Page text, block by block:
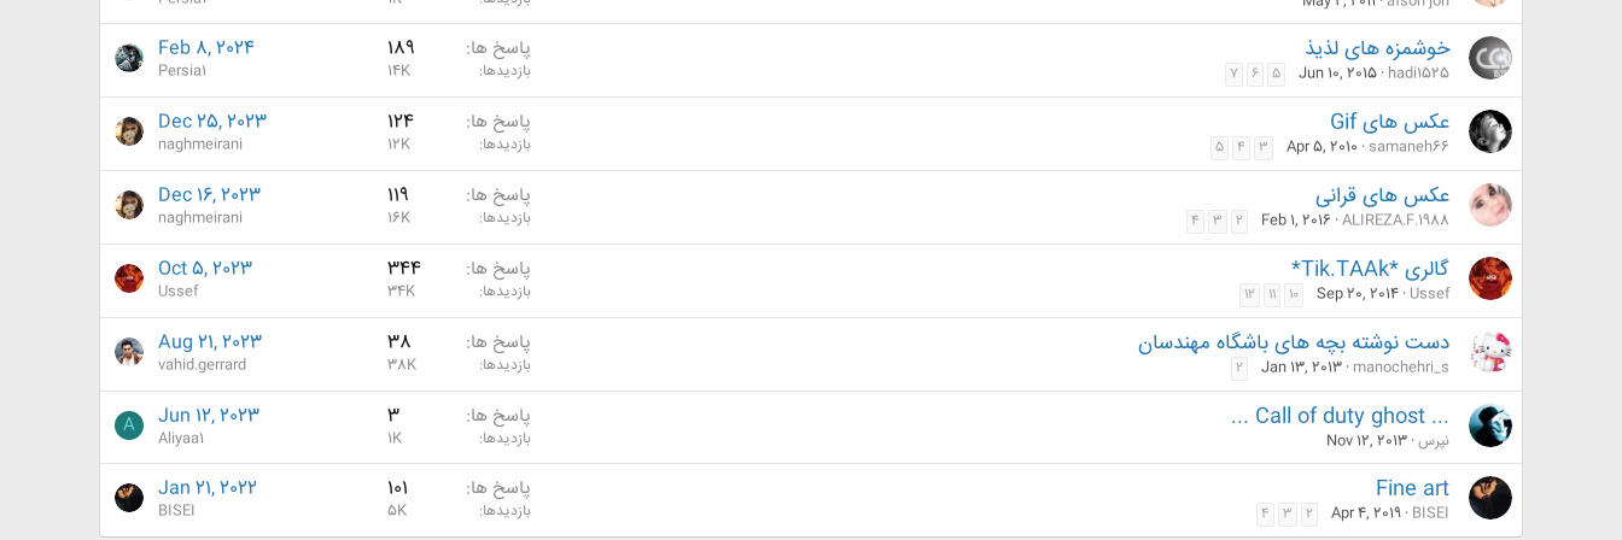
خوشمزه های لذیذ
hadi1525
Jun 10, 2015
5
6
7
پاسخ ها 189
بازدیدها 14K
Feb 8, 2024
Persia1
عكس های Gif
samaneh66
Apr 5, 2010
3
4
5
پاسخ ها 124
بازدیدها 12K
Dec 25, 2023
naghmeirani
عکس های قرانی
ALIREZA.F.1988
Feb 1, 2016
2
3
4
پاسخ ها 119
بازدیدها 16K
Dec 16, 2023
naghmeirani
گالری *Tik.TAAk*
Ussef
Sep 20, 2014
10
11
12
پاسخ ها 344
بازدیدها 34K
Oct 5, 2023
Ussef
دست نوشته بچه های باشگاه مهندسان
manochehri_s
Jan 13, 2013
2
پاسخ ها 38
بازدیدها 38K
Aug 21, 2023
vahid.gerrard
... Call of duty ghost ...
نپرس Nov 12, 2013
پاسخ ها 3
بازدیدها 1K
Jun 12, 2023
Aliyaa1
A
Fine art
BISEI
Apr 4, 2019
2
3
4
پاسخ ها 101
بازدیدها 5K
Jan 21, 2022
BISEI